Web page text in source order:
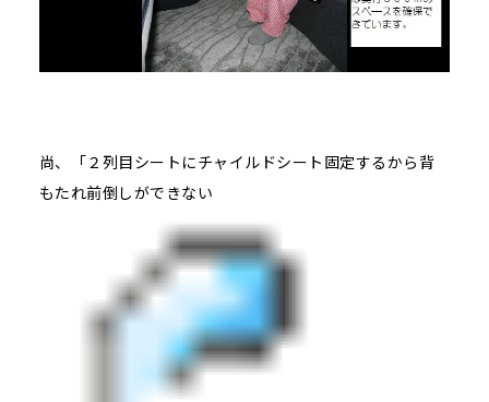
尚、「２列目シートにチャイルドシート固定するから背
もたれ前倒しができない